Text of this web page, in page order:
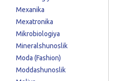
Mexanika
Mexatronika
Mikrobiologiya
Mineralshunoslik
Moda (Fashion)
Moddashunoslik